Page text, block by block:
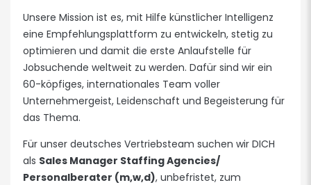
Unsere Mission ist es, mit Hilfe künstlicher Intelligenz
eine Empfehlungsplattform zu entwickeln, stetig zu
optimieren und damit die erste Anlaufstelle für
Jobsuchende weltweit zu werden. Dafür sind wir ein
60-köpfiges, internationales Team voller
Unternehmergeist, Leidenschaft und Begeisterung für
das Thema.
Für unser deutsches Vertriebsteam suchen wir DICH
als Sales Manager Staffing Agencies/
Personalberater (m,w,d), unbefristet, zum